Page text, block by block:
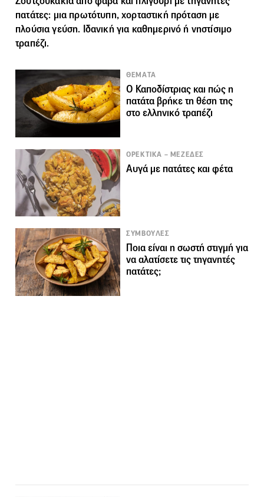
πατάτες: μια πρωτότυπη, χορταστική πρόταση με
πλούσια γεύση. Ιδανική για καθημερινό ή νηστίσιμο
τραπέζι.
ΘΕΜΑΤΑ
Ο Καποδίστριας και πώς η
πατάτα βρήκε τη θέση της
στο ελληνικό τραπέζι
ΟΡΕΚΤΙΚΑ – ΜΕΖΕΔΕΣ
Αυγά με πατάτες και φέτα
ΣΥΜΒΟΥΛΕΣ
Ποια είναι η σωστή στιγμή για
να αλατίσετε τις τηγανητές
πατάτες;